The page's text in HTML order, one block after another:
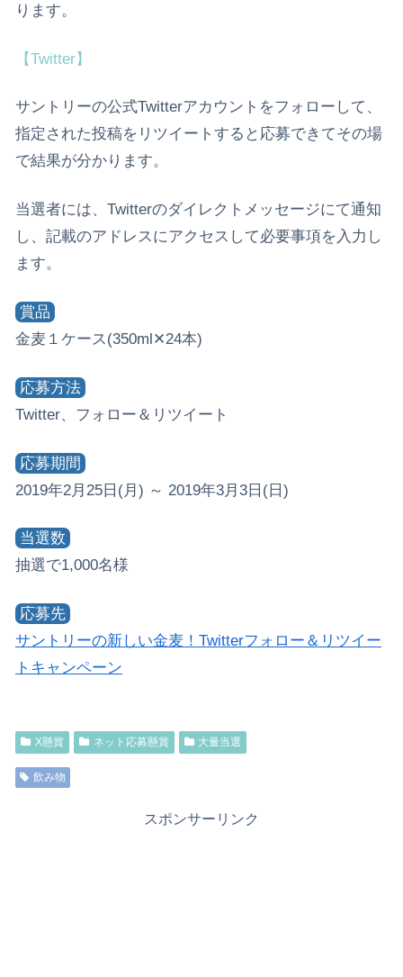
ります。
【Twitter】
サントリーの公式Twitterアカウントをフォローして、
指定された投稿をリツイートすると応募できてその場
で結果が分かります。
当選者には、Twitterのダイレクトメッセージにて通知
し、記載のアドレスにアクセスして必要事項を入力し
ます。
賞品
金麦１ケース(350ml✕24本)
応募方法
Twitter、フォロー＆リツイート
応募期間
2019年2月25日(月) ～ 2019年3月3日(日)
当選数
抽選で1,000名様
応募先
サントリーの新しい金麦！Twitterフォロー＆リツイー
トキャンペーン
X懸賞 ネット応募懸賞 大量当選
飲み物
スポンサーリンク